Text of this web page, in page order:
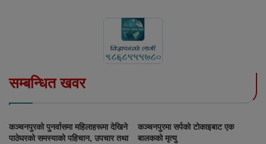
सम्बन्धित खवर
कञ्चनपुरको पुनर्वासमा महिलाहरूमा देखिने
पाठेघरको समस्याको पहिचान, उपचार तथा
कञ्चनपुरमा सर्पको टोकाइबाट एक
बालकको मृत्यु